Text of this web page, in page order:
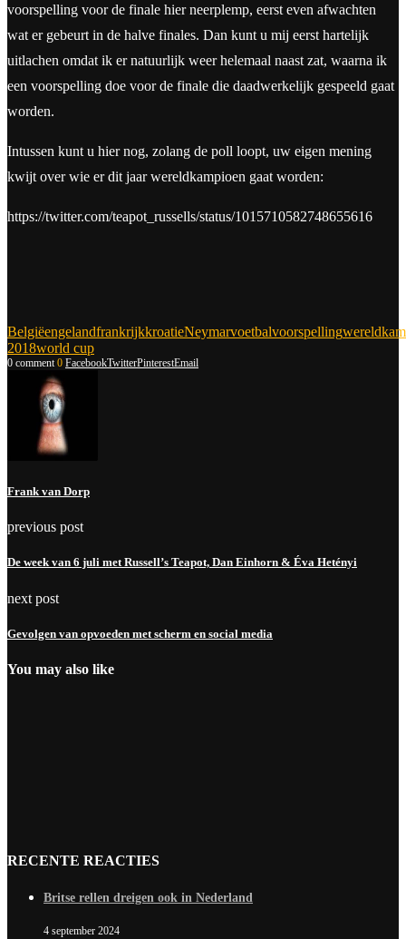
voorspelling voor de finale hier neerplemp, eerst even afwachten
wat er gebeurt in de halve finales. Dan kunt u mij eerst hartelijk
uitlachen omdat ik er natuurlijk weer helemaal naast zat, waarna ik
een voorspelling doe voor de finale die daadwerkelijk gespeeld gaat
worden.
Intussen kunt u hier nog, zolang de poll loopt, uw eigen mening
kwijt over wie er dit jaar wereldkampioen gaat worden:
https://twitter.com/teapot_russells/status/1015710582748655616
BelgiëengelandfrankrijkkroatieNeymarvoetbalvoorspelling
2018world cup
0 comment 0 FacebookTwitterPinterestEmail
Frank van Dorp
previous post
De week van 6 juli met Russell’s Teapot, Dan Einhorn & Éva Hetényi
next post
Gevolgen van opvoeden met scherm en social media
You may also like
RECENTE REACTIES
Britse rellen dreigen ook in Nederland
4 september 2024